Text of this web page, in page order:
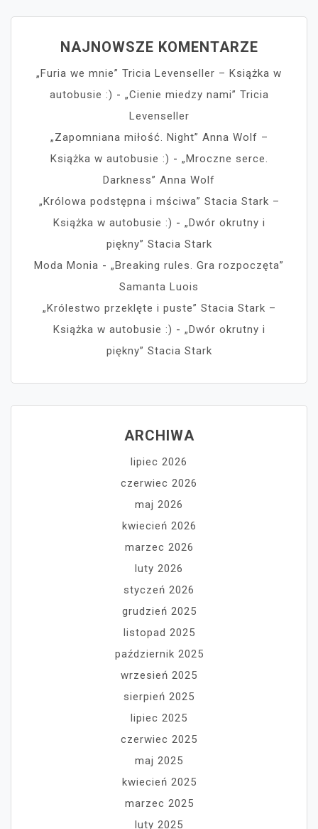
NAJNOWSZE KOMENTARZE
„Furia we mnie” Tricia Levenseller – Książka w
autobusie :) - „Cienie miedzy nami” Tricia
Levenseller
„Zapomniana miłość. Night” Anna Wolf –
Książka w autobusie :) - „Mroczne serce.
Darkness” Anna Wolf
„Królowa podstępna i mściwa” Stacia Stark –
Książka w autobusie :) - „Dwór okrutny i
piękny” Stacia Stark
Moda Monia - „Breaking rules. Gra rozpoczęta”
Samanta Luois
„Królestwo przeklęte i puste” Stacia Stark –
Książka w autobusie :) - „Dwór okrutny i
piękny” Stacia Stark
ARCHIWA
lipiec 2026
czerwiec 2026
maj 2026
kwiecień 2026
marzec 2026
luty 2026
styczeń 2026
grudzień 2025
listopad 2025
październik 2025
wrzesień 2025
sierpień 2025
lipiec 2025
czerwiec 2025
maj 2025
kwiecień 2025
marzec 2025
luty 2025